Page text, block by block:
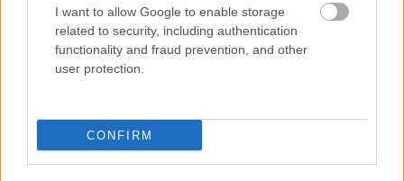
I want to allow Google to enable storage
related to security, including authentication
functionality and fraud prevention, and other
user protection.
CONFIRM
Megdöbbentő fotók a néptelen fővárosról